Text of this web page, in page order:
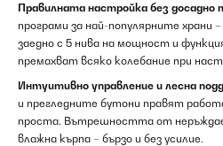
Правилната настройка без досадно
програми за най-популярните храни
заедно с 5 нива на мощност и
премахват всяко колебание при
Интуитивно управление и лесна
и прегледните бутони правят
проста. Вътрешността от
влажна кърпа – бързо и без усилие.